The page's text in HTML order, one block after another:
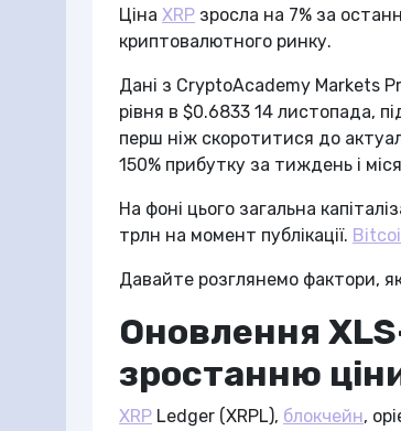
Ціна XRP зросла на 7% за
криптовалютного ринку.
Дані з CryptoAcademy Markets
рівня в $0.6833 14 листопада,
перш ніж скоротитися до
150% прибутку за тиждень і
На фоні цього загальна
трлн на момент публікації.
Давайте розглянемо фактори,
Оновлення
зростанню
XRP Ledger (XRPL), блокчейн,